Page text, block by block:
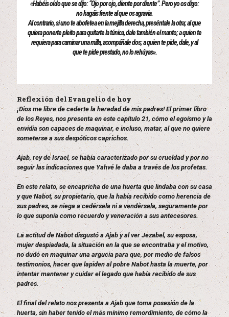
«Habéis oído que se dijo: “Ojo por ojo, diente por diente”. Pero yo os digo:
no hagáis frente al que os agravia.
Al contrario, si uno te abofetea en la mejilla derecha, preséntale la otra; al que
quiera ponerte pleito para quitarte la túnica, dale también el manto; a quien te
requiera para caminar una milla, acompáñale dos; a quien te pide, dale, y al
que te pide prestado, no lo rehúyas».
Reflexión del Evangelio de hoy
¡Dios me libre de cederte la heredad de mis padres! El primer libro
de los Reyes, nos presenta en este capítulo 21, cómo el egoísmo y la
envidia son capaces de maquinar, e incluso, matar, al que no quiere
someterse a sus despóticos caprichos.
Ajab, rey de Israel, se había caracterizado por su crueldad y por no
seguir las indicaciones que Yahvé le daba a través de los profetas.
En este relato, se encapricha de una huerta que lindaba con su casa
y que Nabot, su propietario, que la había recibido como herencia de
sus padres, se niega a cedérsela ni a vendérsela, seguramente por
lo que suponía como recuerdo y veneración a sus antecesores.
La actitud de Nabot disgustó a Ajab y al ver Jezabel, su esposa,
mujer despiadada, la situación en la que se encontraba y el motivo,
no dudó en maquinar una argucia para que, por medio de falsos
testimonios, hacer que lapiden al pobre Nabot hasta la muerte, por
intentar mantener y cuidar el legado que había recibido de sus
padres.
El final del relato nos presenta a Ajab que toma posesión de la
huerta, sin haber tenido el más mínimo remordimiento, de cómo la